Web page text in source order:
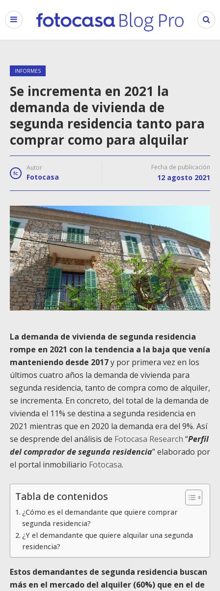
INFORMES
Se incrementa en 2021 la
demanda de vivienda de
segunda residencia tanto para
comprar como para alquilar
Autor
Fotocasa
Fecha de publicación
12 agosto 2021
La demanda de vivienda de segunda residencia
rompe en 2021 con la tendencia a la baja que venía
manteniendo desde 2017y por primera vez en los
últimos cuatro años la demanda de vivienda para
segunda residencia, tanto de compra como de alquiler,
se incrementa. En concreto, del total de la demanda de
vivienda el 11% se destina a segunda residencia en
2021 mientras que en 2020 la demanda era del 9%. Así
se desprende del análisis de Fotocasa Research “Perfil
del comprador de segunda residencia” elaborado por
el portal inmobiliario Fotocasa.
Tabla de contenidos
¿Cómo es el demandante que quiere comprar
segunda residencia?
¿Y el demandante que quiere alquilar una segunda
residencia?
Estos demandantes de segunda residencia buscan
más en el mercado del alquiler (60%) que en el de